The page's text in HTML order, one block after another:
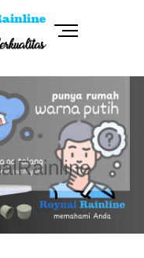
M
B
u
t
t
o
n
untuk disimak,
exterior rumah